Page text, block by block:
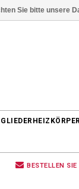
BESTELLEN
Sie bitte unsere